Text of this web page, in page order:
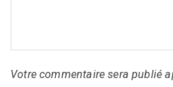
Votre commentaire sera publié